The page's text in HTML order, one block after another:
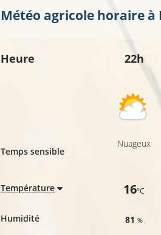
Météo agricole horaire à
Heure
Temps sensible
Température
Humidité
22h
Nuageux
16°C
81%